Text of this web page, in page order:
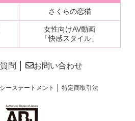
さくらの恋猫
女性向けAV動画
「快感スタイル」
問 お問い合わせ
ーステートメント 特定商取引法